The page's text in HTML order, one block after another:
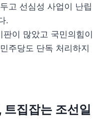
고 선심성 사업이 난립
.
이 많았고 국민의힘이
주당도 단독 처리하지
트집잡는 조선일